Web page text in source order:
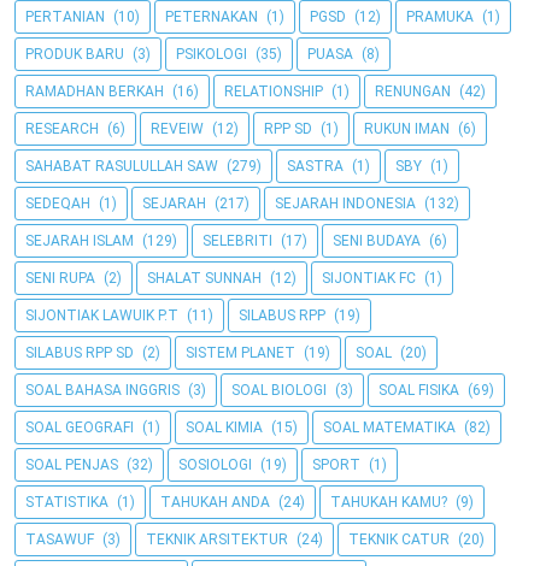
PERTANIAN (10) PETERNAKAN (1) PGSD (12) PRAMUKA (1)
PRODUK BARU (3) PSIKOLOGI (35) PUASA (8)
RAMADHAN BERKAH (16) RELATIONSHIP (1) RENUNGAN (42)
RESEARCH (6) REVEIW (12) RPP SD (1) RUKUN IMAN (6)
SAHABAT RASULULLAH SAW (279) SASTRA (1) SBY (1)
SEDEQAH (1) SEJARAH (217) SEJARAH INDONESIA (132)
SEJARAH ISLAM (129) SELEBRITI (17) SENI BUDAYA (6)
SENI RUPA (2) SHALAT SUNNAH (12) SIJONTIAK FC (1)
SIJONTIAK LAWUIK P.T (11) SILABUS RPP (19)
SILABUS RPP SD (2) SISTEM PLANET (19) SOAL (20)
SOAL BAHASA INGGRIS (3) SOAL BIOLOGI (3) SOAL FISIKA (69)
SOAL GEOGRAFI (1) SOAL KIMIA (15) SOAL MATEMATIKA (82)
SOAL PENJAS (32) SOSIOLOGI (19) SPORT (1)
STATISTIKA (1) TAHUKAH ANDA (24) TAHUKAH KAMU? (9)
TASAWUF (3) TEKNIK ARSITEKTUR (24) TEKNIK CATUR (20)